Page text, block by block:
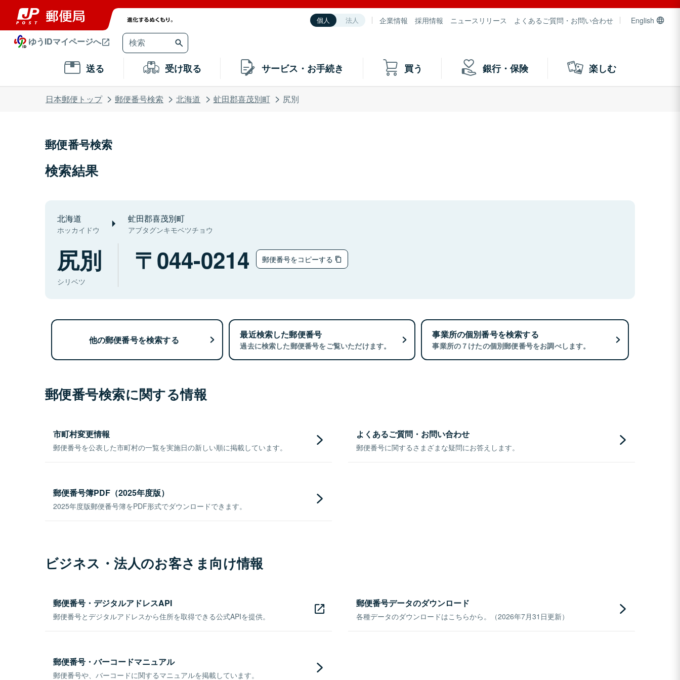
個人 法人 企業情報 採用情報 ニュースリリース よくあるご質問・お問い合わせ English
ゆうIDマイページへ
送る 受け取る サービス・お手続き 買う 銀行・保険 楽しむ
日本郵便トップ 郵便番号検索 北海道 虻田郡喜茂別町 尻別
郵便番号検索
検索結果
北海道
ホッカイドウ
虻田郡喜茂別町
アブタグンキモベツチョウ
尻別
シリベツ
044-0214 郵便番号をコピーする
他の郵便番号を検索する 最近検索した郵便番号
過去に検索した郵便番号をご覧いただけます。
事業所の個別番号を検索する
事業所の７けたの個別郵便番号をお調べします。
郵便番号検索に関する情報
市町村変更情報
郵便番号を公表した市町村の一覧を実施日の新しい順に掲載しています。
よくあるご質問・お問い合わせ
郵便番号に関するさまざまな疑問にお答えします。
郵便番号簿PDF（2025年度版）
2025年度版郵便番号簿をPDF形式でダウンロードできます。
ビジネス・法人のお客さま向け情報
郵便番号・デジタルアドレスAPI
郵便番号とデジタルアドレスから住所を取得できる公式APIを提供。
郵便番号データのダウンロード
各種データのダウンロードはこちらから。（2026年7月31日更新）
郵便番号・バーコードマニュアル
郵便番号や、バーコードに関するマニュアルを掲載しています。